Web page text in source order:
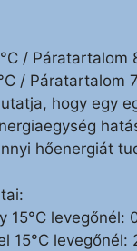
/ Páratartalom
/ Páratartalom
hogy egy
hőenergiát
15°C levegőnél:
15°C levegőnél: